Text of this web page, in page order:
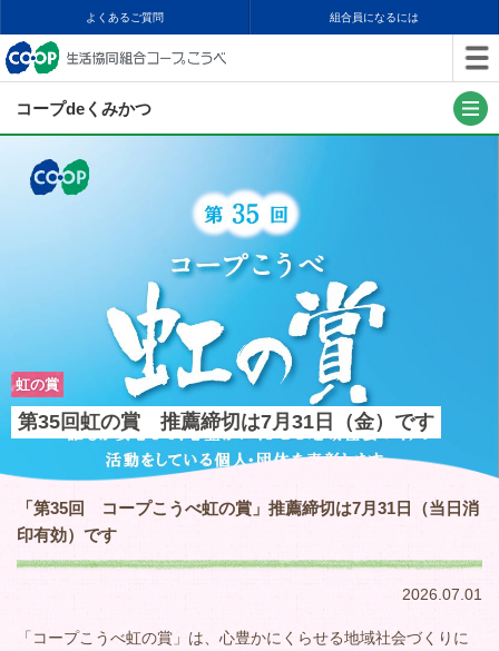
よくあるご質問 組合員になるには
コープdeくみかつ
虹の賞
第35回虹の賞 推薦締切は7月31日（金）です
「第35回 コープこうべ虹の賞」推薦締切は7月31日（当日消
印有効）です
2026.07.01
「コープこうべ虹の賞」は、心豊かにくらせる地域社会づくりに